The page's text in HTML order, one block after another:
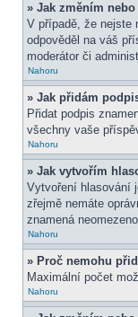
» Jak změním
V případě, že nejste
odpověděl na váš
moderátor či
Nahoru
» Jak přidám
Přidat podpis
všechny vaše
Nahoru
» Jak vytvořím
Vytvoření hlasování
zřejmě nemáte
znamená
Nahoru
» Proč nemohu
Maximální počet
Nahoru